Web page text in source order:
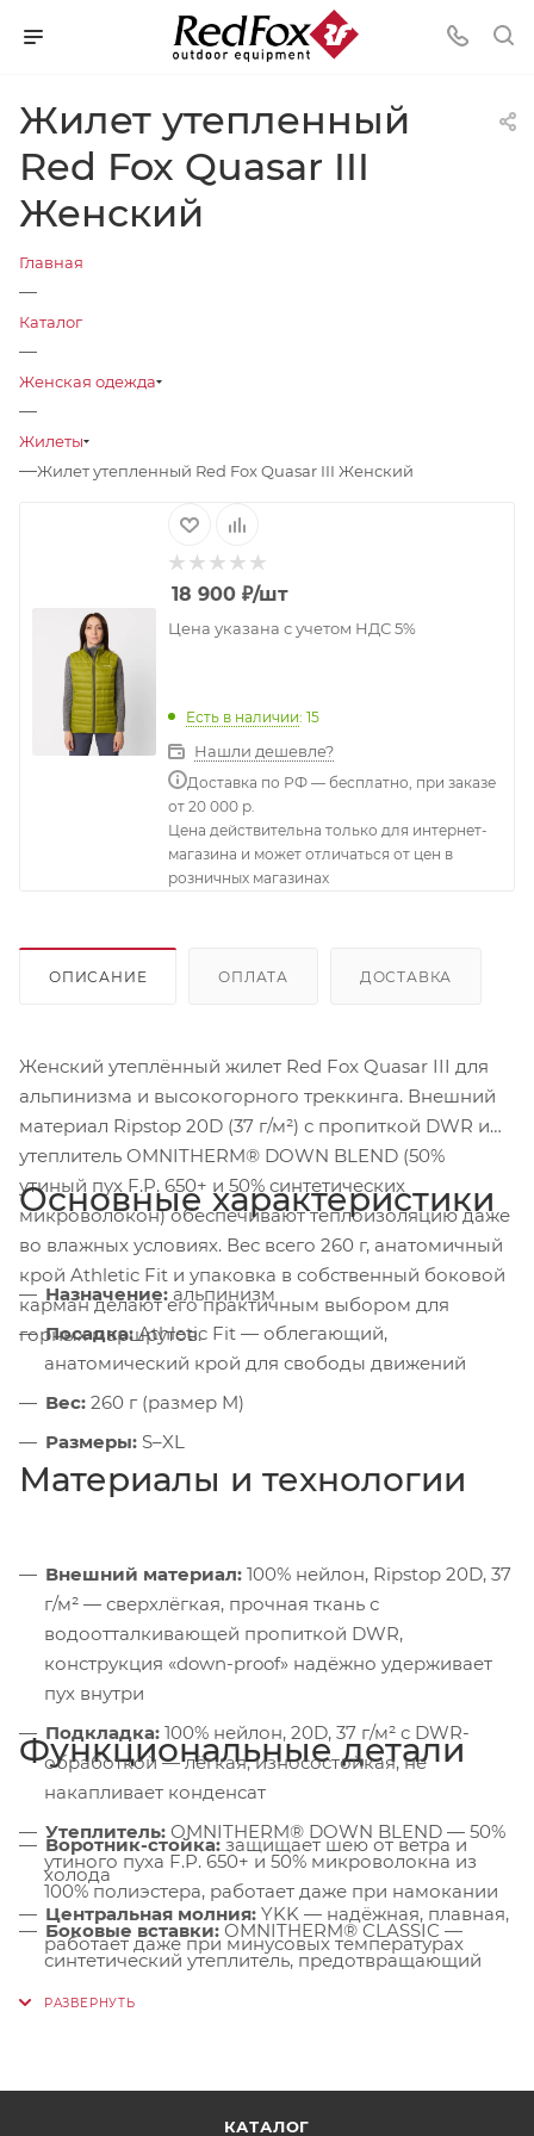
Жилет утепленный
Red Fox Quasar III
Женский
Главная
—
Каталог
—
Женская одежда
—
Жилеты
—Жилет утепленный Red Fox Quasar III Женский
18 900 ₽/шт
Цена указана с учетом НДС 5%
Есть в наличии: 15
Нашли дешевле?
Доставка по РФ — бесплатно, при заказе
от 20 000 р.
Цена действительна только для интернет-
магазина и может отличаться от цен в
розничных магазинах
ОПИСАНИЕ ОПЛАТА ДОСТАВКА
Женский утеплённый жилет Red Fox Quasar III для
альпинизма и высокогорного треккинга. Внешний
материал Ripstop 20D (37 г/м²) с пропиткой DWR и
утеплитель OMNITHERM® DOWN BLEND (50%
утиный пух F.P. 650+ и 50% синтетических
микроволокон) обеспечивают теплоизоляцию даже
во влажных условиях. Вес всего 260 г, анатомичный
крой Athletic Fit и упаковка в собственный боковой
карман делают его практичным выбором для
горных маршрутов.
Основные характеристики
Назначение: альпинизм
Посадка:Athletic Fit — облегающий,
анатомический крой для свободы движений
Вес: 260 г (размер M)
Размеры: S–XL
Материалы и технологии
Внешний материал: 100% нейлон, Ripstop 20D, 37
г/м² — сверхлёгкая, прочная ткань с
водоотталкивающей пропиткой DWR,
конструкция «down-proof» надёжно удерживает
пух внутри
Подкладка: 100% нейлон, 20D, 37 г/м² с DWR-
обработкой — лёгкая, износостойкая, не
накапливает конденсат
Утеплитель: OMNITHERM® DOWN BLEND — 50%
утиного пуха F.P. 650+ и 50% микроволокна из
100% полиэстера, работает даже при намокании
Боковые вставки: OMNITHERM® CLASSIC —
синтетический утеплитель, предотвращающий
Функциональные детали
Воротник-стойка: защищает шею от ветра и
холода
Центральная молния: YKK — надёжная, плавная,
работает даже при минусовых температурах
совместимы со страховочной системой, не
КАТАЛОГ